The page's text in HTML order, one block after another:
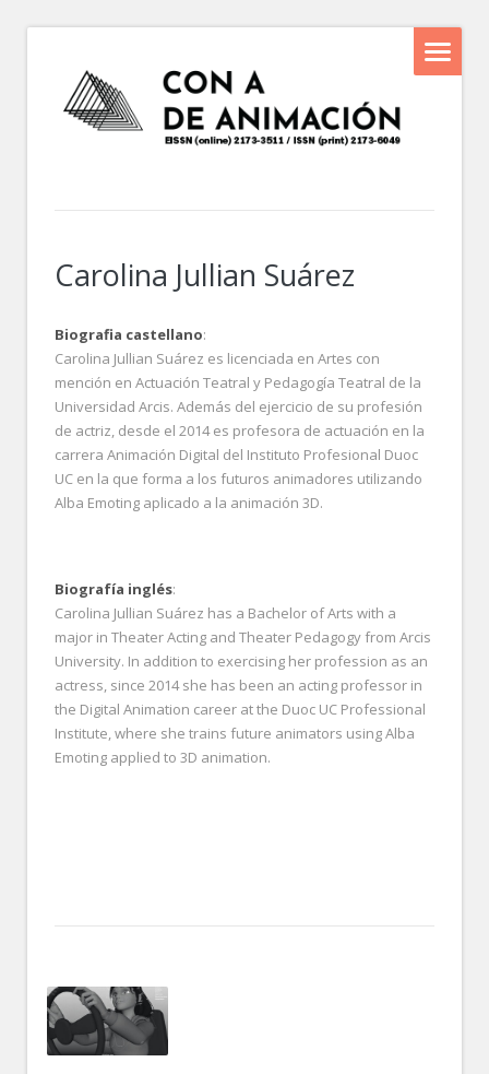
Carolina Jullian Suárez
Biografia castellano:
Carolina Jullian Suárez es licenciada en Artes con
mención en Actuación Teatral y Pedagogía Teatral de la
Universidad Arcis. Además del ejercicio de su profesión
de actriz, desde el 2014 es profesora de actuación en la
carrera Animación Digital del Instituto Profesional Duoc
UC en la que forma a los futuros animadores utilizando
Alba Emoting aplicado a la animación 3D.
Biografía inglés:
Carolina Jullian Suárez has a Bachelor of Arts with a
major in Theater Acting and Theater Pedagogy from Arcis
University. In addition to exercising her profession as an
actress, since 2014 she has been an acting professor in
the Digital Animation career at the Duoc UC Professional
Institute, where she trains future animators using Alba
Emoting applied to 3D animation.